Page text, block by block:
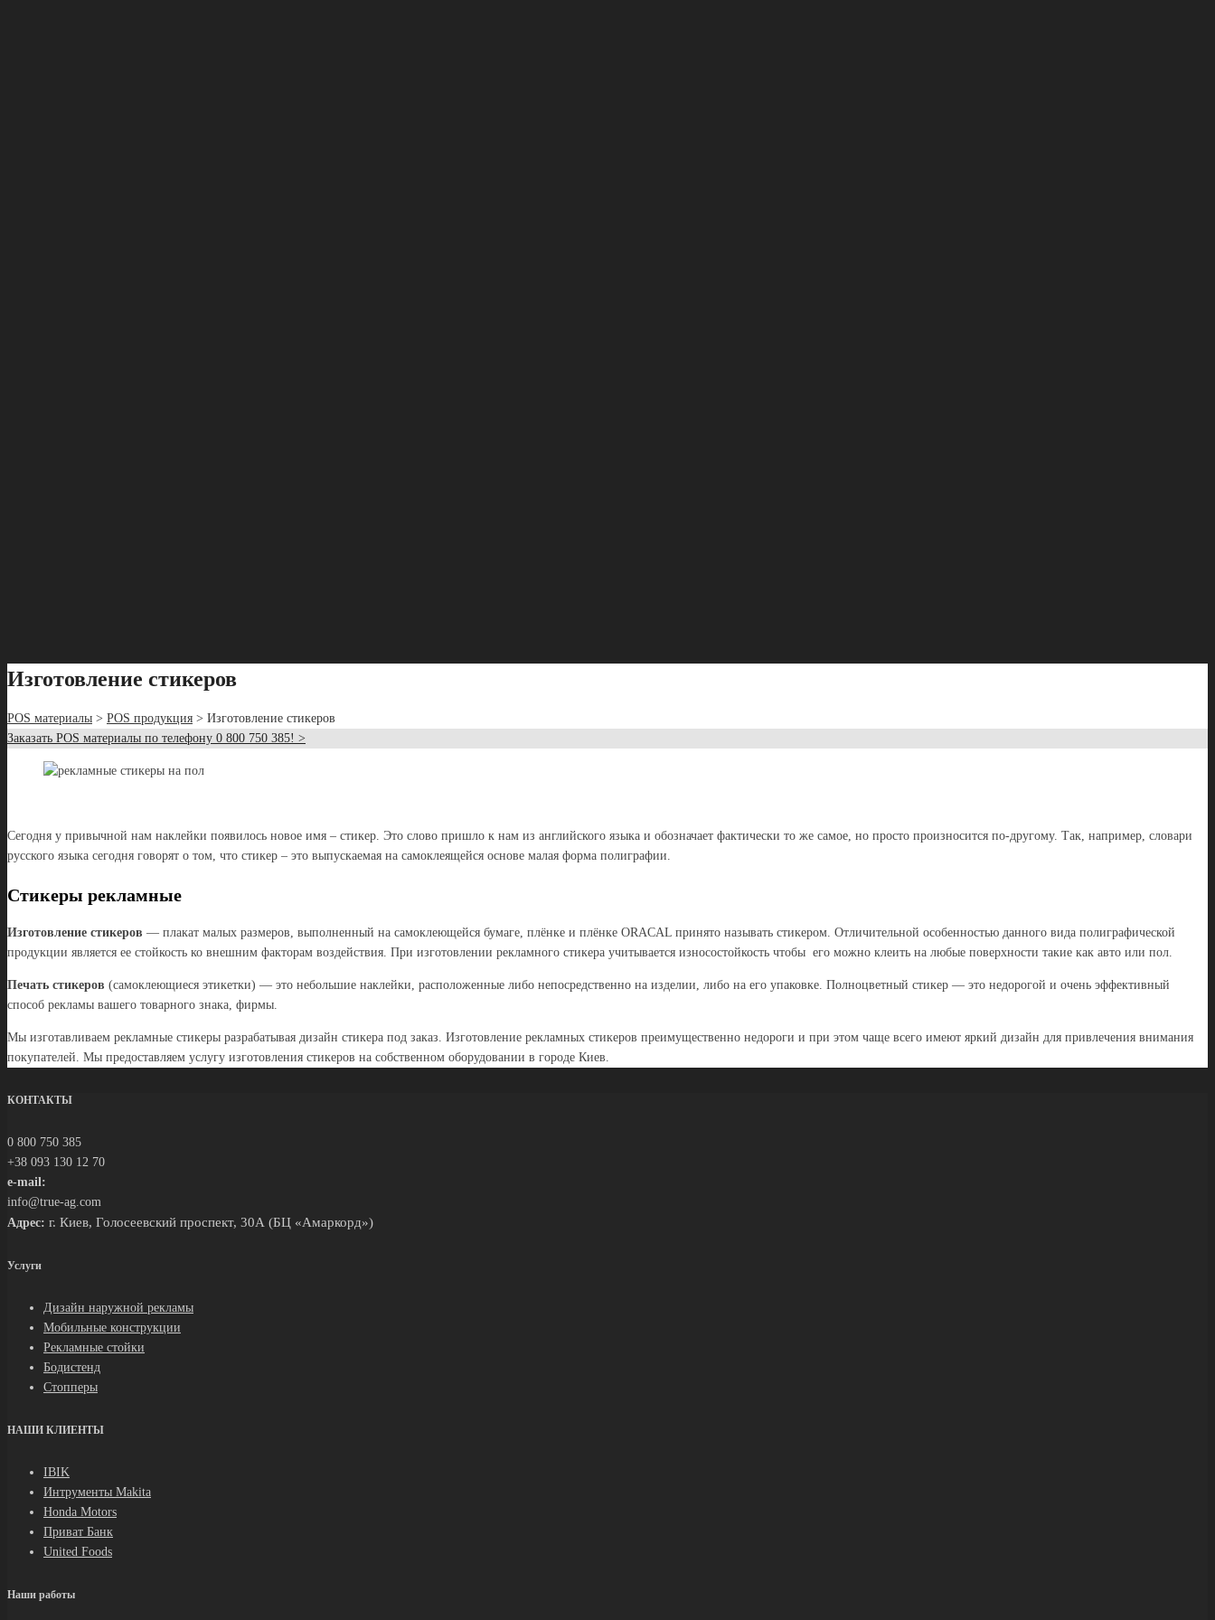
Изготовление стикеров
POS материалы > POS продукция > Изготовление стикеров
Заказать POS материалы по телефону 0 800 750 385! >
Сегодня у привычной нам наклейки появилось новое имя – стикер. Это слово пришло к нам из английского языка и обозначает фактически то же самое, но просто произносится по-другому. Так, например, словари
русского языка сегодня говорят о том, что стикер – это выпускаемая на самоклеящейся основе малая форма полиграфии.
Стикеры рекламные
Изготовление стикеров — плакат малых размеров, выполненный на самоклеющейся бумаге, плёнке и плёнке ORACAL принято называть стикером. Отличительной особенностью данного вида полиграфической
продукции является ее стойкость ко внешним факторам воздействия. При изготовлении рекламного стикера учитывается износостойкость чтобы его можно клеить на любые поверхности такие как авто или пол.
Печать стикеров (самоклеющиеся этикетки) — это небольшие наклейки, расположенные либо непосредственно на изделии, либо на его упаковке. Полноцветный стикер — это недорогой и очень эффективный
способ рекламы вашего товарного знака, фирмы.
Мы изготавливаем рекламные стикеры разрабатывая дизайн стикера под заказ. Изготовление рекламных стикеров преимущественно недороги и при этом чаще всего имеют яркий дизайн для привлечения внимания
покупателей. Мы предоставляем услугу изготовления стикеров на собственном оборудовании в городе Киев.
КОНТАКТЫ
0 800 750 385
+38 093 130 12 70
e-mail:
info@true-ag.com
Адрес: г. Киев, Голосеевский проспект, 30А (БЦ «Амаркорд»)
Услуги
Дизайн наружной рекламы
Мобильные конструкции
Рекламные стойки
Бодистенд
Стопперы
НАШИ КЛИЕНТЫ
IBIK
Интрументы Makita
Honda Motors
Приват Банк
United Foods
Наши работы